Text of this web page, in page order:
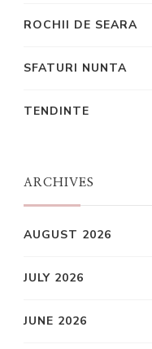
ROCHII DE SEARA
SFATURI NUNTA
TENDINTE
ARCHIVES
AUGUST 2026
JULY 2026
JUNE 2026